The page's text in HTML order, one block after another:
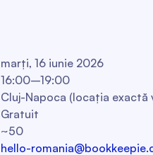
marți, 16 iunie 2026
16:00–19:00
Cluj-Napoca (locația
Gratuit
~50
hello-